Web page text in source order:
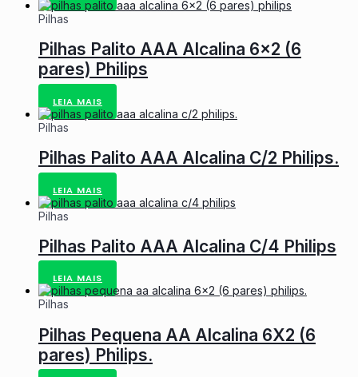
Pilhas
Pilhas Palito AAA Alcalina 6×2 (6
pares) Philips
LEIA MAIS
Pilhas
Pilhas Palito AAA Alcalina C/2 Philips.
LEIA MAIS
Pilhas
Pilhas Palito AAA Alcalina C/4 Philips
LEIA MAIS
Pilhas
Pilhas Pequena AA Alcalina 6X2 (6
pares) Philips.